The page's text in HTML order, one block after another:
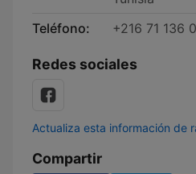
Teléfono:
+216 71 136
Redes sociales
Actualiza esta información de
Compartir